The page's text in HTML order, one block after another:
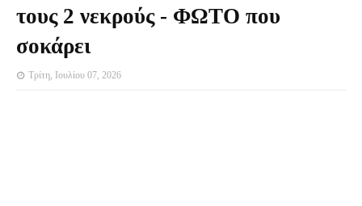
τους 2 νεκρούς - ΦΩΤΟ που
σοκάρει
Τρίτη, Ιουλίου 07, 2026